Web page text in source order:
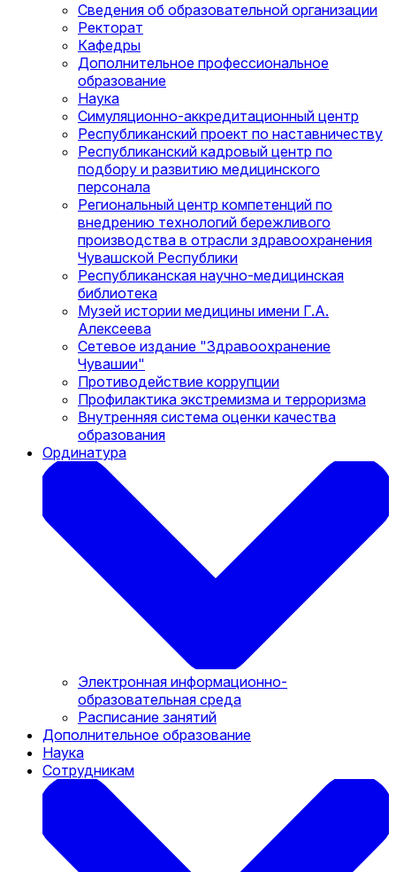
Сведения об образовательной организации
Ректорат
Кафедры
Дополнительное профессиональное
образование
Наука
Симуляционно-аккредитационный центр
Республиканский проект по наставничеству
Республиканский кадровый центр по
подбору и развитию медицинского
персонала
Региональный центр компетенций по
внедрению технологий бережливого
производства в отрасли здравоохранения
Чувашской Республики
Республиканская научно-медицинская
библиотека
Музей истории медицины имени Г.А.
Алексеева
Сетевое издание "Здравоохранение
Чувашии"
Противодействие коррупции
Профилактика экстремизма и терроризма
Внутренняя система оценки качества
образования
Ординатура
Электронная информационно-
образовательная среда
Расписание занятий
Дополнительное образование
Наука
Сотрудникам